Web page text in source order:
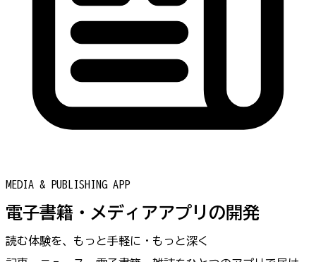
MEDIA & PUBLISHING APP
電子書籍・メディアアプリの開発
読む体験を、もっと手軽に・もっと深く